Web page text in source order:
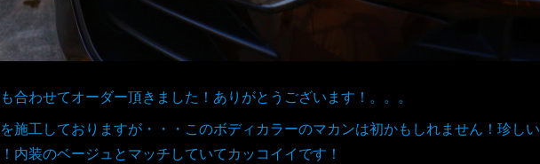
合わせてオーダー頂きました！ありがとうございます！。。。
施工しておりますが・・・このボディカラーのマカンは初かもしれません！珍しい
内装のベージュとマッチしていてカッコイイです！